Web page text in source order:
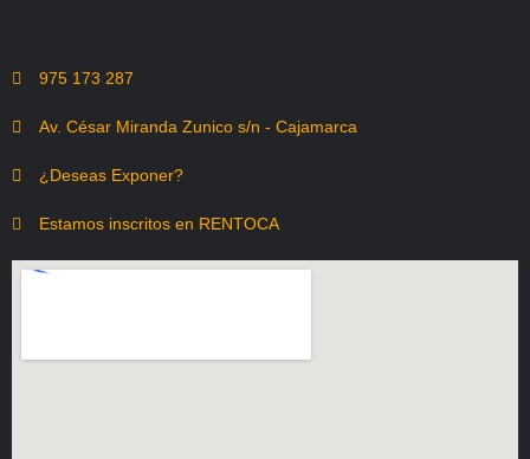
975 173 287
Av. César Miranda Zunico s/n - Cajamarca
¿Deseas Exponer?
Estamos inscritos en RENTOCA